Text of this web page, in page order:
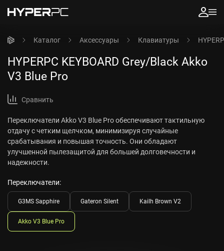
Каталог Аксессуары Клавиатуры
HYPERPC KEYBOARD Grey/Black Akko
V3 Blue Pro
Сравнить
Переключатели Akko V3 Blue Pro обеспечивают тактильную
отдачу с четким щелчком, минимизируя случайные
срабатывания и повышая точность. Они обладают
улучшенной пылезащитой для большей долговечности и
надежности.
Переключатели:
G3MS Sapphire Gateron Silent Kailh Brown V2
Akko V3 Blue Pro